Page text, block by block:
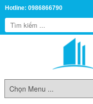
Hotline: 0986866790